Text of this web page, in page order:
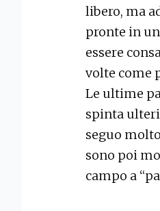
libero, ma
pronte in
essere
volte come
Le ultime
spinta
seguo
sono poi
campo a